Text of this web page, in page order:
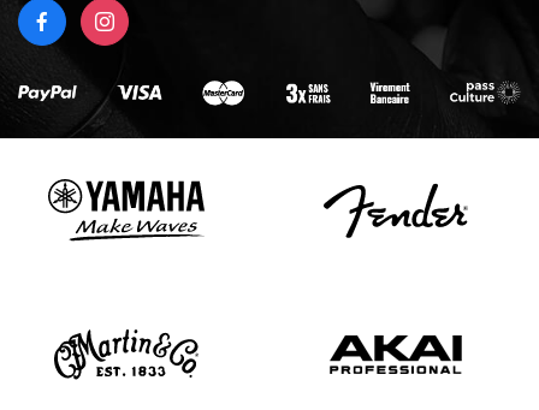
FACEBOOKINSTAGRAM